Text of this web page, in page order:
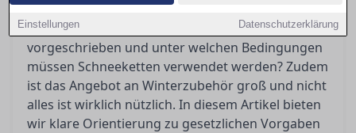
Einstellungen Datenschutzerklärung
Winterreifenpflicht wirft immer wieder Fragen
auf: Wann genau sind Winterreifen
vorgeschrieben und unter welchen Bedingungen
müssen Schneeketten verwendet werden? Zudem
ist das Angebot an Winterzubehör groß und nicht
alles ist wirklich nützlich. In diesem Artikel bieten
wir klare Orientierung zu gesetzlichen Vorgaben